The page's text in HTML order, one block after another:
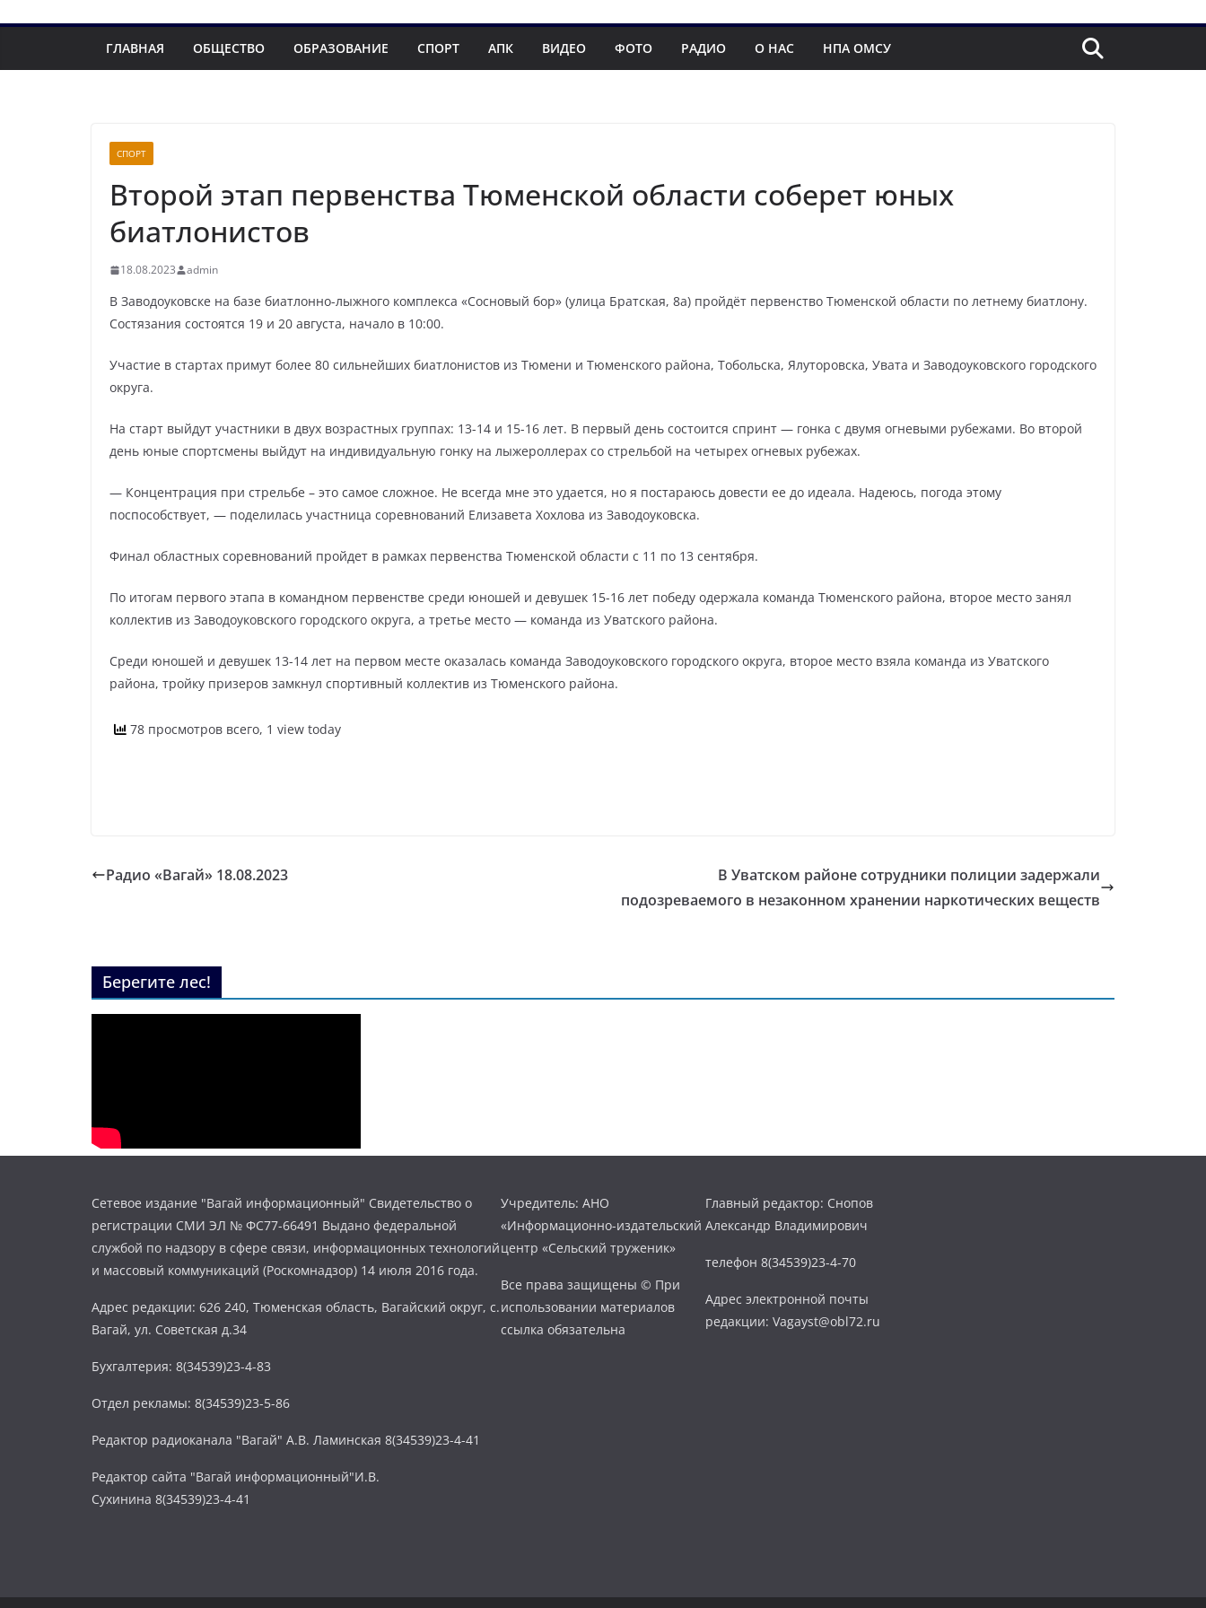
ГЛАВНАЯ ОБЩЕСТВО ОБРАЗОВАНИЕ СПОРТ АПК ВИДЕО ФОТО РАДИО О НАС НПА ОМСУ
СПОРТ
Второй этап первенства Тюменской области соберет юных
биатлонистов
18.08.2023 admin
В Заводоуковске на базе биатлонно-лыжного комплекса «Сосновый бор» (улица Братская, 8а) пройдёт первенство Тюменской области по летнему биатлону.
Состязания состоятся 19 и 20 августа, начало в 10:00.
Участие в стартах примут более 80 сильнейших биатлонистов из Тюмени и Тюменского района, Тобольска, Ялуторовска, Увата и Заводоуковского городского
округа.
На старт выйдут участники в двух возрастных группах: 13-14 и 15-16 лет. В первый день состоится спринт — гонка с двумя огневыми рубежами. Во второй
день юные спортсмены выйдут на индивидуальную гонку на лыжероллерах со стрельбой на четырех огневых рубежах.
— Концентрация при стрельбе – это самое сложное. Не всегда мне это удается, но я постараюсь довести ее до идеала. Надеюсь, погода этому
поспособствует, — поделилась участница соревнований Елизавета Хохлова из Заводоуковска.
Финал областных соревнований пройдет в рамках первенства Тюменской области с 11 по 13 сентября.
По итогам первого этапа в командном первенстве среди юношей и девушек 15-16 лет победу одержала команда Тюменского района, второе место занял
коллектив из Заводоуковского городского округа, а третье место — команда из Уватского района.
Среди юношей и девушек 13-14 лет на первом месте оказалась команда Заводоуковского городского округа, второе место взяла команда из Уватского
района, тройку призеров замкнул спортивный коллектив из Тюменского района.
78 просмотров всего, 1 view today
Радио «Вагай» 18.08.2023
В Уватском районе сотрудники полиции задержали
подозреваемого в незаконном хранении наркотических веществ
Берегите лес!
Сетевое издание "Вагай информационный" Свидетельство о
регистрации СМИ ЭЛ № ФС77-66491 Выдано федеральной
службой по надзору в сфере связи, информационных технологий
и массовый коммуникаций (Роскомнадзор) 14 июля 2016 года.
Адрес редакции: 626 240, Тюменская область, Вагайский округ, с.
Вагай, ул. Советская д.34
Бухгалтерия: 8(34539)23-4-83
Отдел рекламы: 8(34539)23-5-86
Редактор радиоканала "Вагай" А.В. Ламинская 8(34539)23-4-41
Редактор сайта "Вагай информационный"И.В.
Сухинина 8(34539)23-4-41
Учредитель: АНО
«Информационно-издательский
центр «Сельский труженик»
Все права защищены © При
использовании материалов
ссылка обязательна
Главный редактор: Снопов
Александр Владимирович
телефон 8(34539)23-4-70
Адрес электронной почты
редакции: Vagayst@obl72.ru